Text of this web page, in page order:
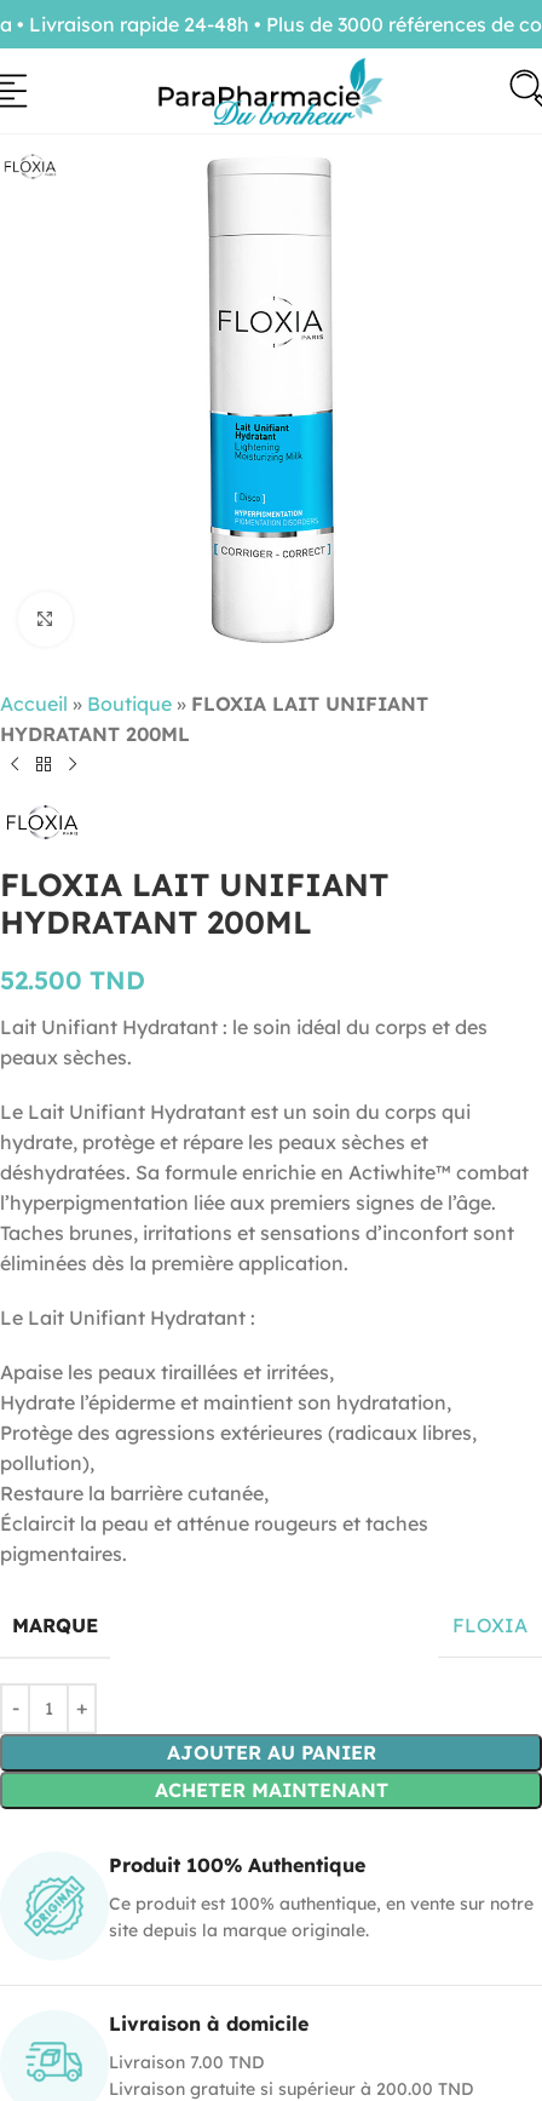
Cliquez pour agrandir
Accueil » Boutique » FLOXIA LAIT UNIFIANT
HYDRATANT 200ML
FLOXIA LAIT UNIFIANT
HYDRATANT 200ML
52.500 TND
Lait Unifiant Hydratant : le soin idéal du corps et des
peaux sèches.
Le Lait Unifiant Hydratant est un soin du corps qui
hydrate, protège et répare les peaux sèches et
déshydratées. Sa formule enrichie en Actiwhite™ combat
l’hyperpigmentation liée aux premiers signes de l’âge.
Taches brunes, irritations et sensations d’inconfort sont
éliminées dès la première application.
Le Lait Unifiant Hydratant :
Apaise les peaux tiraillées et irritées,
Hydrate l’épiderme et maintient son hydratation,
Protège des agressions extérieures (radicaux libres,
pollution),
Restaure la barrière cutanée,
Éclaircit la peau et atténue rougeurs et taches
pigmentaires.
MARQUE FLOXIA
AJOUTER AU PANIER
ACHETER MAINTENANT
Produit 100% Authentique
Ce produit est 100% authentique, en vente sur notre
site depuis la marque originale.
Livraison à domicile
Livraison 7.00 TND
Livraison gratuite si supérieur à 200.00 TND
rapide 24-48h • Plus de 3000 références de